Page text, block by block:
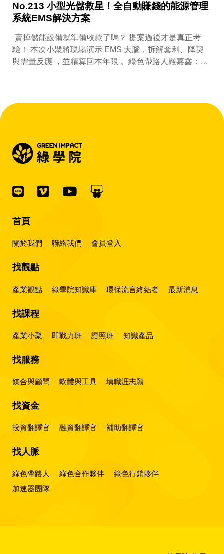
No.213 小型光儲救星！全自動賺錢的能源管理
系統EMS解決方案
賣掉儲能設備就準備收款了嗎？ 提案過後才是真正考
驗！ 本次小聚將現場演示 EMS 大腦，拆解套利、降契
與需量反應 ，並精算回本年限 。綠色帶路人嚴嘉鑫：
首頁
關於我們 聯絡我們 會員登入
找觀點
產業觀點 綠學院知識庫 環保流言終結者 最新消息
找課程
產業小聚 即戰力班 證照班 知識產品
找服務
媒合與顧問 軟體與工具 填職涯志願
找資金
投資翻譯官 融資翻譯官 補助翻譯官
找人脈
綠色帶路人 綠色合作夥伴
綠色行銷夥伴
加速器團隊